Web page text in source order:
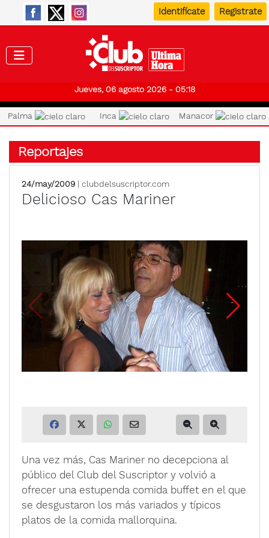
Identifícate Registrate
Jueves, 06 agosto 2026 - 05:18
Palma Inca Manacor
Reportajes
24/may/2009 | clubdelsuscriptor.com
Delicioso Cas Mariner
Una vez más, Cas Mariner no decepciona al
público del Club del Suscriptor y volvió a
ofrecer una estupenda comida buffet en el que
se desgustaron los más variados y típicos
platos de la comida mallorquina.